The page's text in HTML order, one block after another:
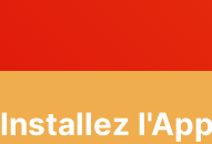
Installez